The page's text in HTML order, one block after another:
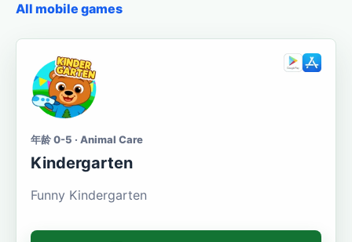
All mobile games
年龄 0-5 · Animal Care
Kindergarten
Funny Kindergarten